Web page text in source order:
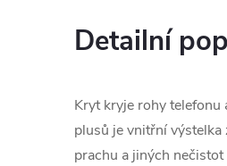
Detailní
Kryt kryje rohy telefonu
plusů je vnitřní
prachu a jiných